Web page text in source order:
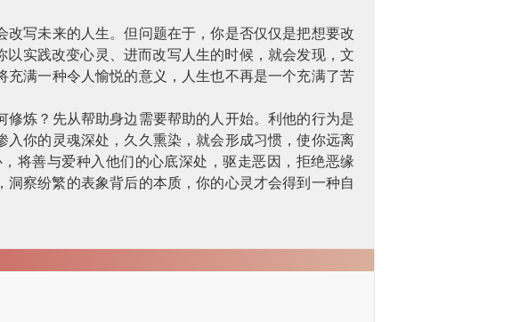
写未来的人生。但问题在于，你是否仅仅是把想要改
实践改变心灵、进而改写人生的时候，就会发现，文
满一种令人愉悦的意义，人生也不再是一个充满了苦
炼？先从帮助身边需要帮助的人开始。利他的行为是
你的灵魂深处，久久熏染，就会形成习惯，使你远离
将善与爱种入他们的心底深处，驱走恶因，拒绝恶缘
察纷繁的表象背后的本质，你的心灵才会得到一种自